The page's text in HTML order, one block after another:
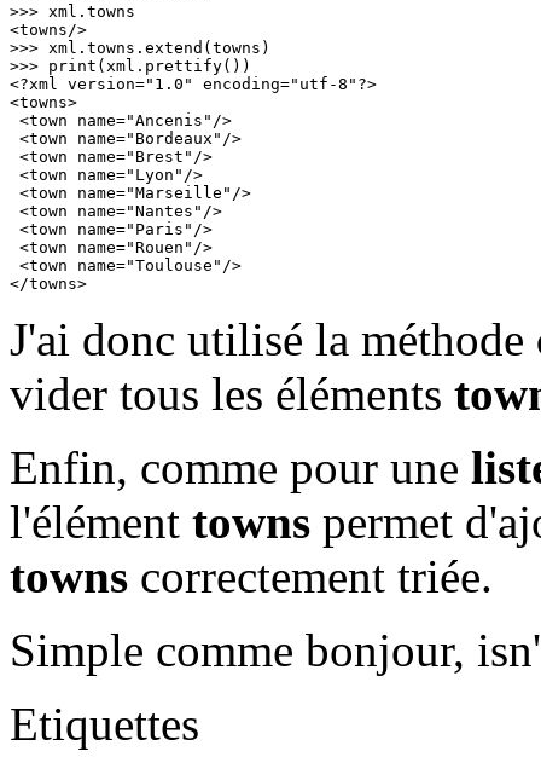
>>> xml.towns
<towns/>
>>> xml.towns.extend(towns)
>>> print(xml.prettify())
<?xml version="1.0" encoding="utf-8"?>
<towns>
<town name="Ancenis"/>
<town name="Bordeaux"/>
<town name="Brest"/>
<town name="Lyon"/>
<town name="Marseille"/>
<town name="Nantes"/>
<town name="Paris"/>
<town name="Rouen"/>
<town name="Toulouse"/>
</towns>
J'ai donc utilisé la méthode
vider tous les éléments
Enfin, comme pour une
l'élément towns permet
towns correctement triée.
Simple comme bonjour,
Etiquettes